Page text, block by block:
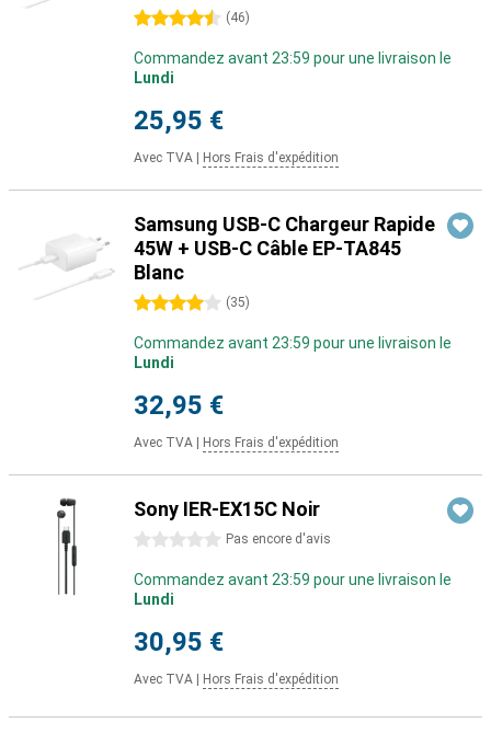
4.5 étoiles (46)
Commandez avant 23:59 pour une livraison le
Lundi
25,95 €
Avec TVA Hors Frais d'expédition
Samsung USB-C Chargeur Rapide
45W + USB-C Câble EP-TA845
Blanc
4 étoiles (35)
Commandez avant 23:59 pour une livraison le
Lundi
32,95 €
Avec TVA Hors Frais d'expédition
Sony IER-EX15C Noir
0 étoiles Pas encore d'avis
Commandez avant 23:59 pour une livraison le
Lundi
30,95 €
Avec TVA Hors Frais d'expédition